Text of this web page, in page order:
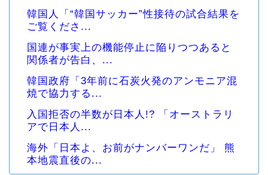
韓国人「“韓国サッカー”性接待の試合結果を
ご覧くださ...
国連が事実上の機能停止に陥りつつあると
関係者が告白、...
韓国政府「3年前に石炭火発のアンモニア混
焼で協力する...
入国拒否の半数が日本人!? 「オーストラリ
アで日本人...
海外「日本よ、お前がナンバーワンだ」 熊
本地震直後の...